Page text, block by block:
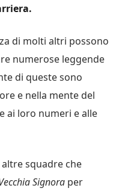
di molti altri possono
numerose leggende
di queste sono
e nella mente del
ai loro numeri e alle
squadre che
Signora per